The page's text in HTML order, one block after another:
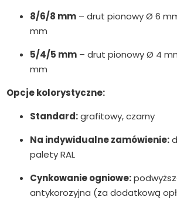
8/6/8 mm – drut pionowy Ø 6
mm
5/4/5 mm – drut pionowy Ø 4
mm
Opcje kolorystyczne:
Standard:grafitowy, czarny
Na indywidualne zamówienie:
palety RAL
Cynkowanie ogniowe:
antykorozyjna (za dodatkową